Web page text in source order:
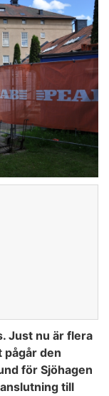
Just nu är flera
pågår den
för Sjöhagen
till